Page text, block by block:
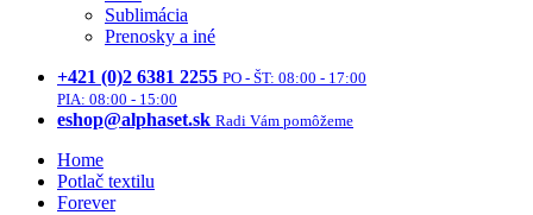
Sublimácia
Prenosky a iné
+421 (0)2 6381 2255 PO - ŠT: 08:00 - 17:00
PIA: 08:00 - 15:00
eshop@alphaset.sk Radi Vám pomôžeme
Home
Potlač textilu
Forever